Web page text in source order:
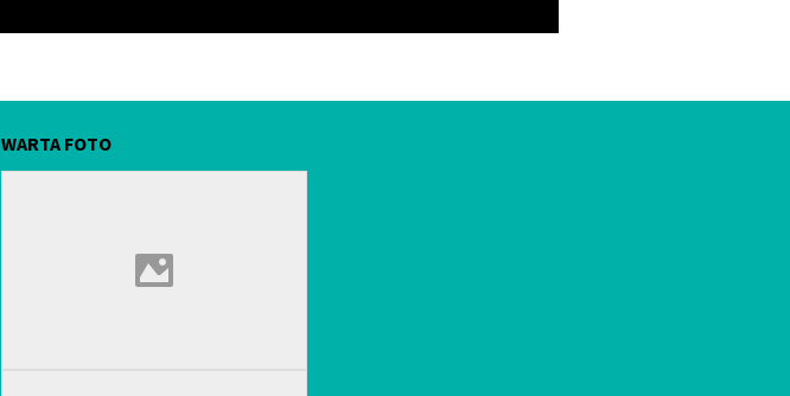
WARTA FOTO